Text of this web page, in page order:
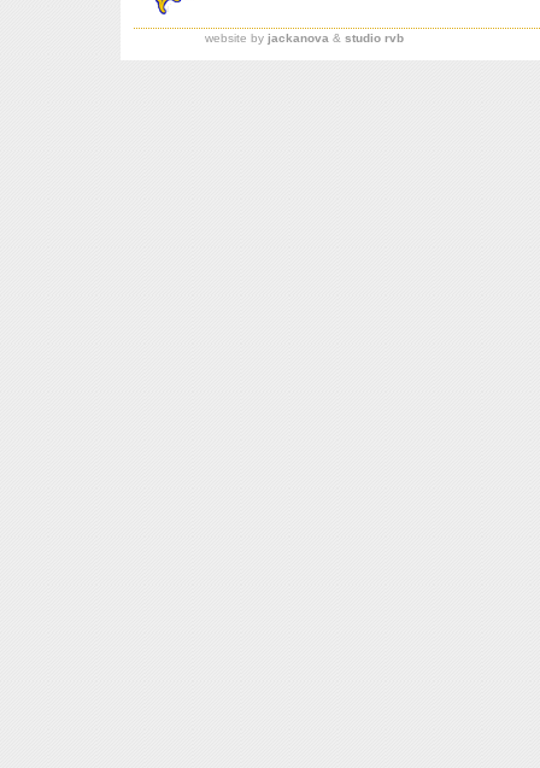
website by jackanova & studio rvb